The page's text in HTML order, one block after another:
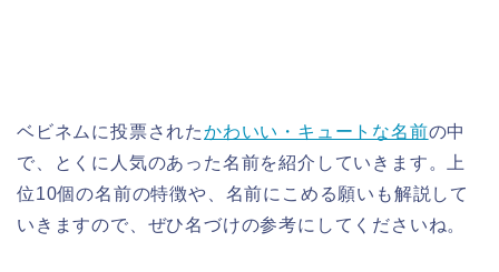
ベビネムに投票されたかわいい・キュートな名前の中
で、とくに人気のあった名前を紹介していきます。上
位10個の名前の特徴や、名前にこめる願いも解説して
いきますので、ぜひ名づけの参考にしてくださいね。